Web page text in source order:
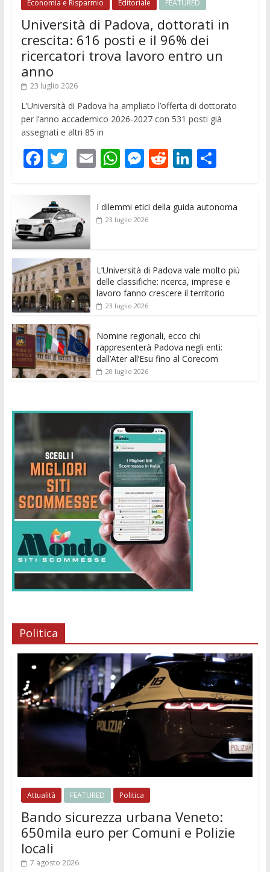
Economia e Risparmio Editoriale FEATURED
Università di Padova, dottorati in
crescita: 616 posti e il 96% dei
ricercatori trova lavoro entro un
anno
23 luglio 2026
L’Università di Padova ha ampliato l’offerta di dottorato
per l’anno accademico 2026-2027 con 531 posti già
assegnati e altri 85 in
F
e
b
o
o
k
T
itt
er
E
ai
l
W
s
p
M
ss
e
er
R
di
Li
e
C
di
I dilemmi etici della guida autonoma
23 luglio 2026
L’Università di Padova vale molto più
delle classifiche: ricerca, imprese e
lavoro fanno crescere il territorio
23 luglio 2026
Nomine regionali, ecco chi
rappresenterà Padova negli enti:
dall’Ater all’Esu fino al Corecom
20 luglio 2026
Politica
Attualità FEATURED Politica
Bando sicurezza urbana Veneto:
650mila euro per Comuni e Polizie
locali
7 agosto 2026